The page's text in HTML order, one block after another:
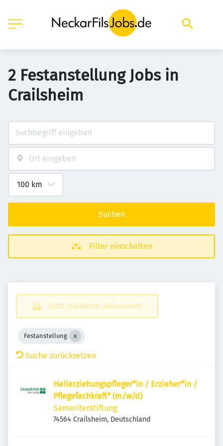
2 Festanstellung Jobs in
Crailsheim
Suchen
Filter einschalten
Jetzt Jobalarm aktivieren!
Festanstellung
Suche zurücksetzen
Heilerziehungspfleger*in / Erzieher*in /
Pflegefachkraft* (m/w/d)
Samariterstiftung
74564 Crailsheim, Deutschland